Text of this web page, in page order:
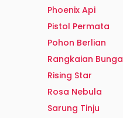
Phoenix Api
Pistol Permata
Pohon Berlian
Rangkaian Bunga
Rising Star
Rosa Nebula
Sarung Tinju